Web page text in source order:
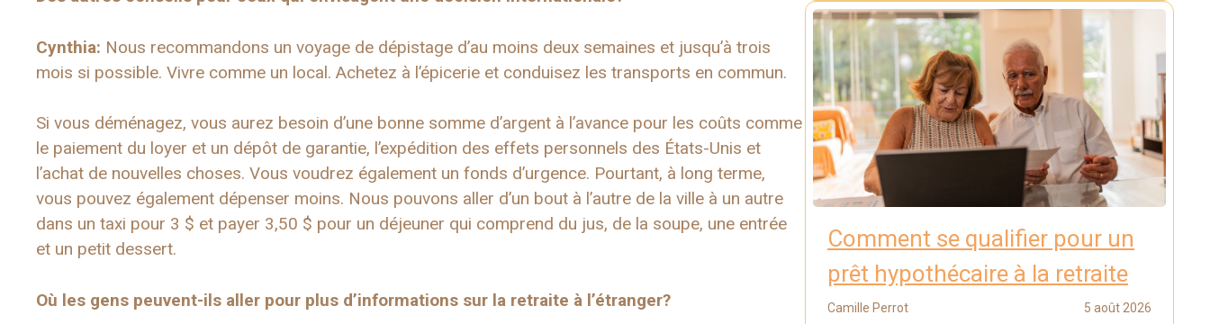
Cynthia: Nous recommandons un voyage de dépistage d’au moins deux semaines et jusqu’à trois
mois si possible. Vivre comme un local. Achetez à l’épicerie et conduisez les transports en commun.
Si vous déménagez, vous aurez besoin d’une bonne somme d’argent à l’avance pour les coûts comme
le paiement du loyer et un dépôt de garantie, l’expédition des effets personnels des États-Unis et
l’achat de nouvelles choses. Vous voudrez également un fonds d’urgence. Pourtant, à long terme,
vous pouvez également dépenser moins. Nous pouvons aller d’un bout à l’autre de la ville à un autre
dans un taxi pour 3 $ et payer 3,50 $ pour un déjeuner qui comprend du jus, de la soupe, une entrée
et un petit dessert.
Où les gens peuvent-ils aller pour plus d’informations sur la retraite à l’étranger?
Comment se qualifier pour un
prêt hypothécaire à la retraite
Camille Perrot 5 août 2026